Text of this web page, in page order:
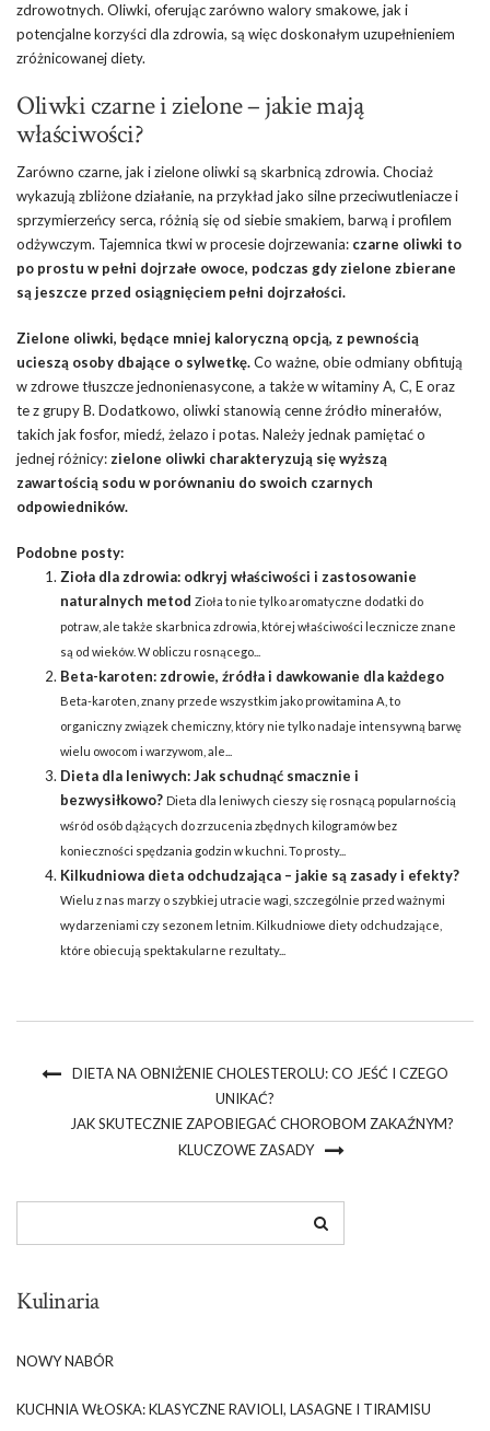
zdrowotnych. Oliwki, oferując zarówno walory smakowe, jak i
potencjalne korzyści dla zdrowia, są więc doskonałym uzupełnieniem
zróżnicowanej diety.
Oliwki czarne i zielone – jakie mają
właściwości?
Zarówno czarne, jak i zielone oliwki są skarbnicą zdrowia. Chociaż
wykazują zbliżone działanie, na przykład jako silne przeciwutleniacze i
sprzymierzeńcy serca, różnią się od siebie smakiem, barwą i profilem
odżywczym. Tajemnica tkwi w procesie dojrzewania: czarne oliwki to
po prostu w pełni dojrzałe owoce, podczas gdy zielone zbierane
są jeszcze przed osiągnięciem pełni dojrzałości.
Zielone oliwki, będące mniej kaloryczną opcją, z pewnością
ucieszą osoby dbające o sylwetkę.Co ważne, obie odmiany obfitują
w zdrowe tłuszcze jednonienasycone, a także w witaminy A, C, E oraz
te z grupy B. Dodatkowo, oliwki stanowią cenne źródło minerałów,
takich jak fosfor, miedź, żelazo i potas. Należy jednak pamiętać o
jednej różnicy: zielone oliwki charakteryzują się wyższą
zawartością sodu w porównaniu do swoich czarnych
odpowiedników.
Podobne posty:
Zioła dla zdrowia: odkryj właściwości i zastosowanie
naturalnych metod Zioła to nie tylko aromatyczne dodatki do
potraw, ale także skarbnica zdrowia, której właściwości lecznicze znane
są od wieków. W obliczu rosnącego...
Beta-karoten: zdrowie, źródła i dawkowanie dla każdego
Beta-karoten, znany przede wszystkim jako prowitamina A, to
organiczny związek chemiczny, który nie tylko nadaje intensywną barwę
wielu owocom i warzywom, ale...
Dieta dla leniwych: Jak schudnąć smacznie i
bezwysiłkowo? Dieta dla leniwych cieszy się rosnącą popularnością
wśród osób dążących do zrzucenia zbędnych kilogramów bez
konieczności spędzania godzin w kuchni. To prosty...
Kilkudniowa dieta odchudzająca – jakie są zasady i efekty?
Wielu z nas marzy o szybkiej utracie wagi, szczególnie przed ważnymi
wydarzeniami czy sezonem letnim. Kilkudniowe diety odchudzające,
które obiecują spektakularne rezultaty...
DIETA NA OBNIŻENIE CHOLESTEROLU: CO JEŚĆ I CZEGO
UNIKAĆ?
JAK SKUTECZNIE ZAPOBIEGAĆ CHOROBOM ZAKAŹNYM?
KLUCZOWE ZASADY
Kulinaria
NOWY NABÓR
KUCHNIA WŁOSKA: KLASYCZNE RAVIOLI, LASAGNE I TIRAMISU